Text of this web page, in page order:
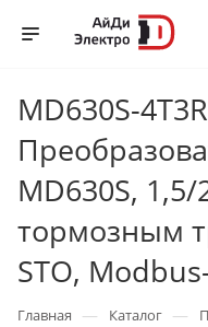
MD630S-
MD630S,
тормозным
STO,
Главная — Каталог —